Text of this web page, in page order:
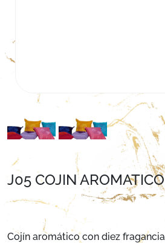
J05 COJIN AROMATICO
Cojín aromático con diez